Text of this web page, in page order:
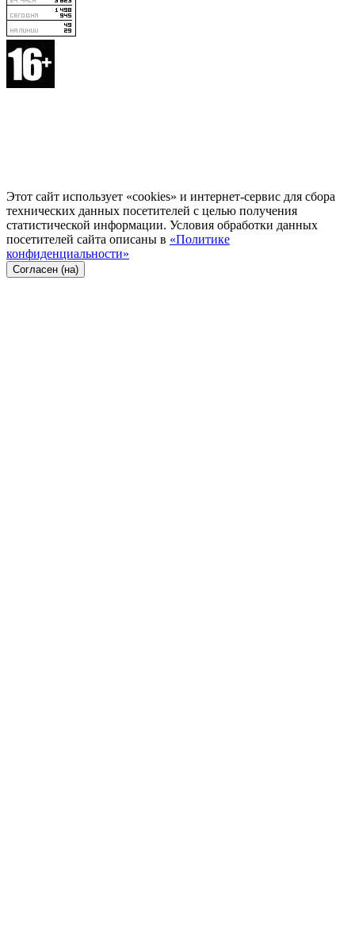
Этот сайт использует «cookies» и интернет-сервис для сбора
технических данных посетителей с целью получения
статистической информации. Условия обработки данных
посетителей сайта описаны в «Политике
конфиденциальности»
Согласен (на)